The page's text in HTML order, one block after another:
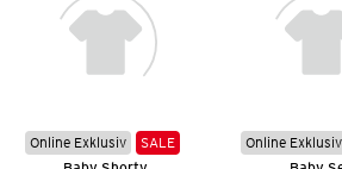
Online Exklusiv
SALE
Online Exklusiv